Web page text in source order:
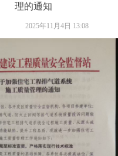
理的通知
2025年11月4日 13:08